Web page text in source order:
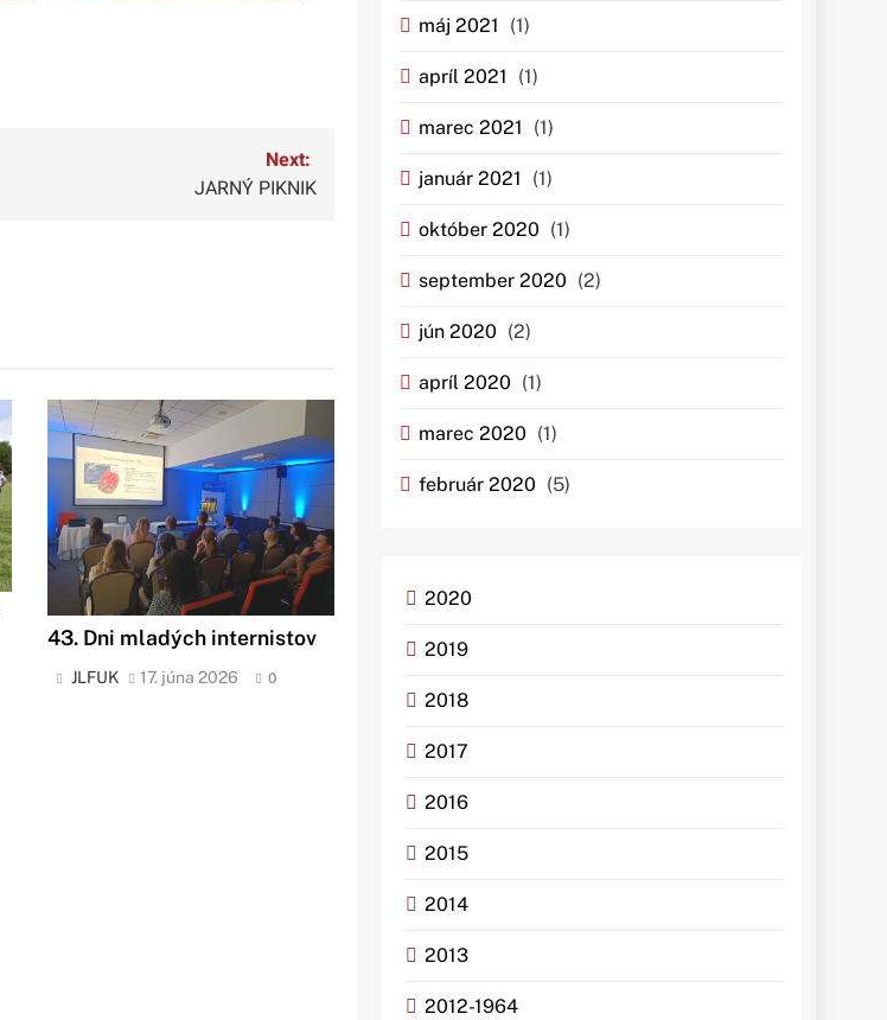
Next:
JARNÝ PIKNIK
43. Dni mladých internistov
JLFUK 17. júna 2026 0
máj 2021 (1)
apríl 2021 (1)
marec 2021 (1)
január 2021 (1)
október 2020 (1)
september 2020 (2)
jún 2020 (2)
apríl 2020 (1)
marec 2020 (1)
február 2020 (5)
2020
2019
2018
2017
2016
2015
2014
2013
2012-1964